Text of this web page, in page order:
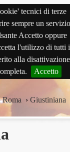
tecnici di terze
sempre un servizio
Accetto oppure
l'utilizzo di tutti i
alla
Accetto
Roma › Giustiniana